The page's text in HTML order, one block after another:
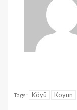
Tags: Köyü Koyun